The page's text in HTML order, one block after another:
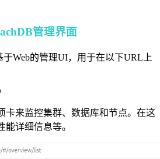
管理界面
于Web的管理UI，用于在以下URL上
卡来监控集群、数据库和节点。在这
能详细信息等。